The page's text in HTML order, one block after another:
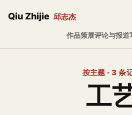
Qiu Zhijie 邱志杰
作品策展评论与报道
按主题 · 3 条
工